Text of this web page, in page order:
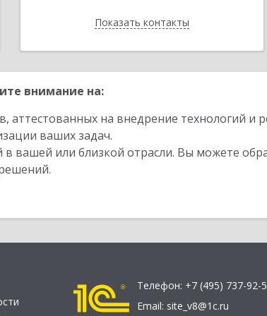
Показать контакты
Назад
внимание на:
аттестованных на внедрение технологий
ваших задач.
вашей или близкой отрасли. Вы можете
Телефон: +7 (495) 737-92-
Email: site_v8@1c.ru